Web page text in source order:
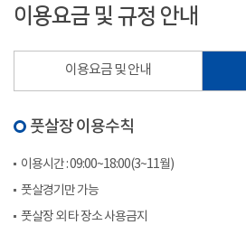
이용요금 및 규정 안내
이용요금 및 안내
풋살장 이용수칙
이용시간 : 09:00~18:00(3~11월)
풋살경기만 가능
풋살장 외 타 장소 사용금지